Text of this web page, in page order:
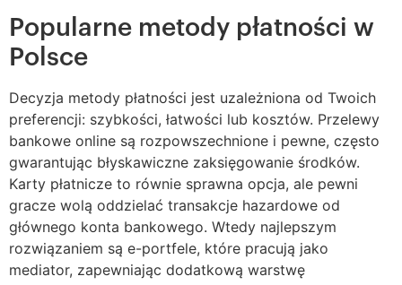
Popularne metody płatności w
Polsce
Decyzja metody płatności jest uzależniona od Twoich
preferencji: szybkości, łatwości lub kosztów. Przelewy
bankowe online są rozpowszechnione i pewne, często
gwarantując błyskawiczne zaksięgowanie środków.
Karty płatnicze to równie sprawna opcja, ale pewni
gracze wolą oddzielać transakcje hazardowe od
głównego konta bankowego. Wtedy najlepszym
rozwiązaniem są e-portfele, które pracują jako
mediator, zapewniając dodatkową warstwę